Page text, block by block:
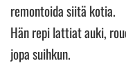
remontoida siitä kotia.
Hän repi lattiat auki,
jopa suihkun.